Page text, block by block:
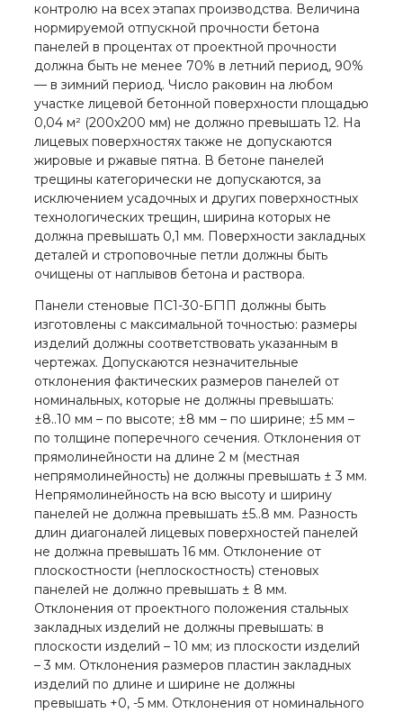
контролю на всех этапах производства. Величина
нормируемой отпускной прочности бетона
панелей в процентах от проектной прочности
должна быть не менее 70% в летний период, 90%
— в зимний период. Число раковин на любом
участке лицевой бетонной поверхности площадью
0,04 м² (200х200 мм) не должно превышать 12. На
лицевых поверхностях также не допускаются
жировые и ржавые пятна. В бетоне панелей
трещины категорически не допускаются, за
исключением усадочных и других поверхностных
технологических трещин, ширина которых не
должна превышать 0,1 мм. Поверхности закладных
деталей и строповочные петли должны быть
очищены от наплывов бетона и раствора.
Панели стеновые ПС1-30-БГ1П должны быть
изготовлены с максимальной точностью: размеры
изделий должны соответствовать указанным в
чертежах. Допускаются незначительные
отклонения фактических размеров панелей от
номинальных, которые не должны превышать:
±8..10 мм – по высоте; ±8 мм – по ширине; ±5 мм –
по толщине поперечного сечения. Отклонения от
прямолинейности на длине 2 м (местная
непрямолинейность) не должны превышать ± 3 мм.
Непрямолинейность на всю высоту и ширину
панелей не должна превышать ±5..8 мм. Разность
длин диагоналей лицевых поверхностей панелей
не должна превышать 16 мм. Отклонение от
плоскостности (неплоскостность) стеновых
панелей не должно превышать ± 8 мм.
Отклонения от проектного положения стальных
закладных изделий не должны превышать: в
плоскости изделий – 10 мм; из плоскости изделий
– 3 мм. Отклонения размеров пластин закладных
изделий по длине и ширине не должны
превышать +0, -5 мм. Отклонения от номинального